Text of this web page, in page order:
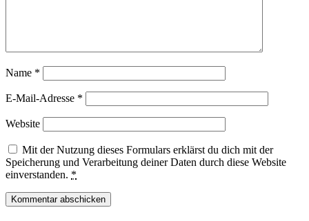
Name *
E-Mail-Adresse *
Website
Mit der Nutzung dieses Formulars erklärst du dich mit der
Speicherung und Verarbeitung deiner Daten durch diese Website
einverstanden. *